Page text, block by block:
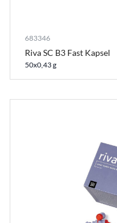
683346
Riva SC B3 Fast Kapsel
50x0,43 g